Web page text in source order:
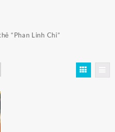
“Phan Linh Chi”